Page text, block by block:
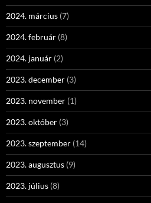
2024. március (7)
2024. február (8)
2024. január (2)
2023. december (3)
2023. november (1)
2023. október (3)
2023. szeptember (14)
2023. augusztus (9)
2023. július (8)